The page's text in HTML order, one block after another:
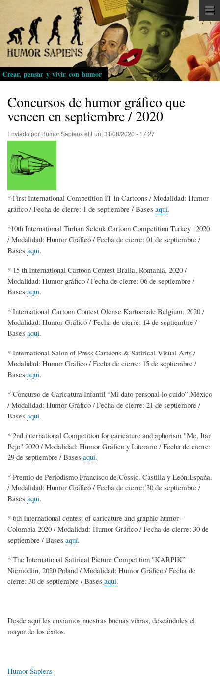
Pasar
al
contenido
principal
Crear, pensar y vivir con humor
Concursos de humor gráfico que
vencen en septiembre / 2020
Enviado por Humor Sapiensel Lun, 31/08/2020 - 17:27
* First International Competition IT In Cartoons / Modalidad: Humor
gráfico / Fecha de cierre: 1 de septiembre / Bases aquí.
*10th International Turhan Selcuk Cartoon Competition Turkey | 2020
/ Modalidad: Humor Gráfico / Fecha de cierre: 01 de septiembre /
Bases aquí.
* 15 th International Cartoon Contest Braila, Romania, 2020 /
Modalidad: Humor gráfico / Fecha de cierre: 06 de septiembre /
Bases aquí.
* International Cartoon Contest Olense Kartoenale Belgium, 2020 /
Modalidad: Humor Gráfico / Fecha de cierre: 14 de septiembre /
Bases aquí.
* International Salon of Press Cartoons & Satirical Visual Arts /
Modalidad: Humor Gráfico / Fecha de cierre: 15 de septiembre /
Bases aquí.
* Concurso de Caricatura Infantil “Mi dato personal lo cuido”.México
/ Modalidad: Humor Gráfico / Fecha de cierre: 21 de septiembre /
Bases aquí.
* 2nd international Competition for caricature and aphorism "Me, Itar
Pejo" 2020 / Modalidad: Humor Gráfico y Literario / Fecha de cierre:
29 de septiembre / Bases aquí.
* Premio de Periodismo Francisco de Cossío. Castilla y León.España.
/ Modalidad: Humor Gráfico / Fecha de cierre: 30 de septiembre /
Bases aquí.
* 6th International contest of caricature and graphic humor -
Colombia 2020 / Modalidad: Humor Gráfico / Fecha de cierre: 30 de
septiembre / Bases aquí.
* The International Satirical Picture Competition "KARPIK”
Niemodlin, 2020 Poland / Modalidad: Humor Gráfico / Fecha de
cierre: 30 de septiembre / Bases aquí.
Desde aquí les enviamos nuestras buenas vibras, deseándoles el
mayor de los éxitos.
Humor Sapiens